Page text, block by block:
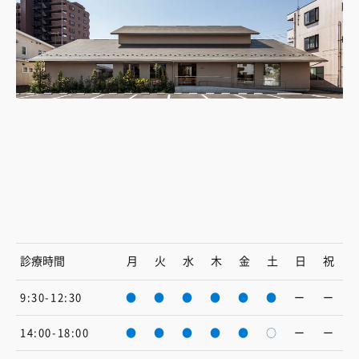
診療時間 月 火 水 木 金 土 日 祝
9:30-12:30 ● ● ● ● ● ● ー ー
14:00-18:00 ● ● ● ● ● ○ ー ー